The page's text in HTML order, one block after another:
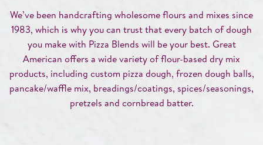
We’ve been handcrafting wholesome flours and mixes since
1983, which is why you can trust that every batch of dough
you make with Pizza Blends will be your best. Great
American offers a wide variety of flour-based dry mix
products, including custom pizza dough, frozen dough balls,
pancake/waffle mix, breadings/coatings, spices/seasonings,
pretzels and cornbread batter.